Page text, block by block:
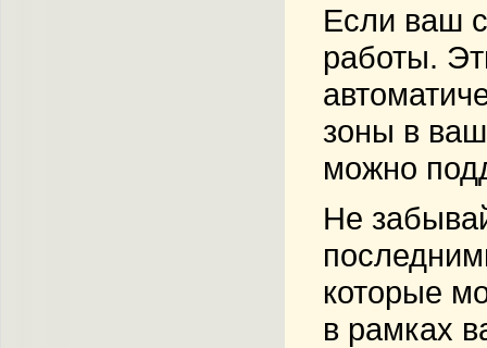
Если ваш
работы.
зоны в
можно
Не
которые
в рамках